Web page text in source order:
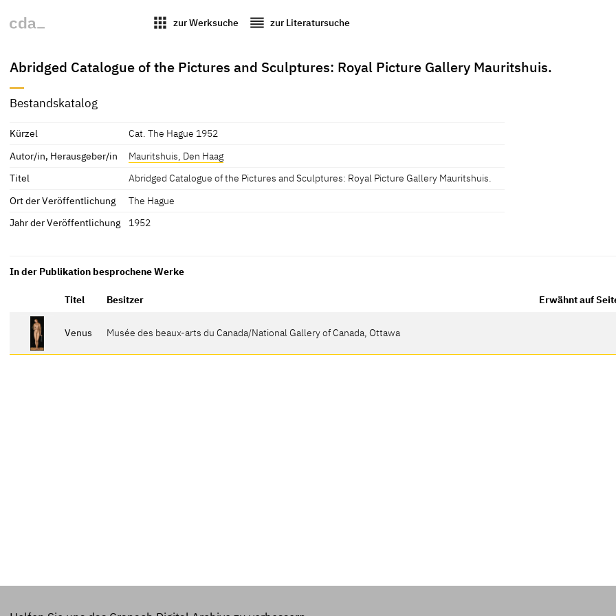
apps zur Werksuche reorder zur Literatursuche
Abridged Catalogue of the Pictures and Sculptures: Royal Picture Gallery Mauritshuis.
Bestandskatalog
Kürzel
Cat. The Hague 1952
Autor/in, Herausgeber/in
Mauritshuis, Den Haag
Titel
Abridged Catalogue of the Pictures and Sculptures: Royal Picture Gallery Mauritshuis.
Ort der Veröffentlichung
The Hague
Jahr der Veröffentlichung
1952
In der Publikation besprochene Werke
Titel Besitzer Erwähnt auf
Venus Musée des beaux-arts du Canada/National Gallery of Canada, Ottawa